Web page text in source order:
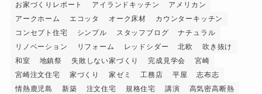
お家づくりレポート
アイランドキッチン
アメリカン
アークホーム
エコッタ オーク床材
カウンターキッチン
コンセプト住宅
シンプル スタッフブログ
ナチュラル
リノベーション
リフォーム レッドシダー 北欧
吹き抜け
和室
地鎮祭 失敗しない家づくり 完成見学会
宮崎
宮崎注文住宅
家づくり 家ゼミ 工務店 平屋
志布志
情熱鹿児島
新築 注文住宅 規格住宅 講演
高気密高断熱